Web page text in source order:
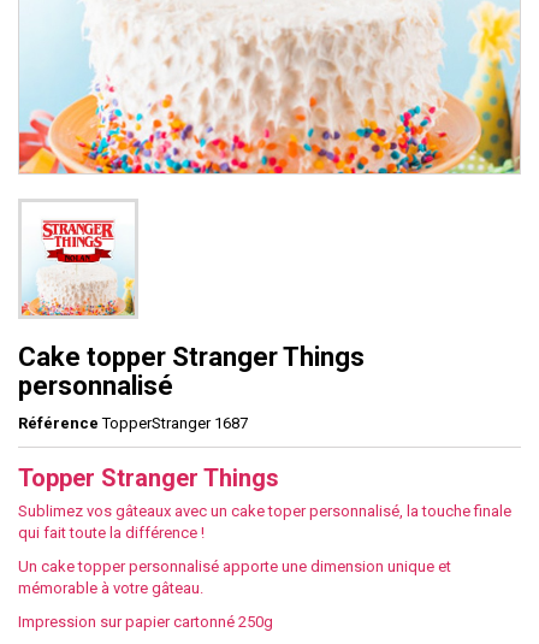
Cake topper Stranger Things
personnalisé
Référence TopperStranger 1687
Topper Stranger Things
Sublimez vos gâteaux avec un cake toper personnalisé, la touche finale
qui fait toute la différence !
Un cake topper personnalisé apporte une dimension unique et
mémorable à votre gâteau.
Impression sur papier cartonné 250g